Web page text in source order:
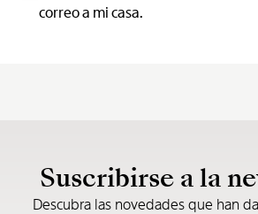
correo a mi casa.
Suscribirse a la
Descubra las novedades que han